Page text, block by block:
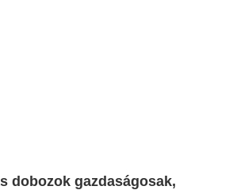
dobozok gazdaságosak,